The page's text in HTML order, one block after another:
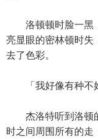
洛顿顿时脸一黑，
亮显眼的密林顿时失
去了色彩。
「我好像有种不好
杰洛特听到洛顿的
时之间周围所有的走